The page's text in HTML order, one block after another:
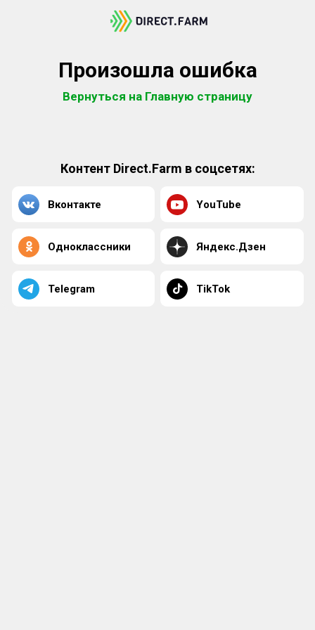
Произошла ошибка
Вернуться на Главную страницу
Контент Direct.Farm в соцсетях:
Вконтакте YouTube
Одноклассники Яндекс.Дзен
Telegram TikTok